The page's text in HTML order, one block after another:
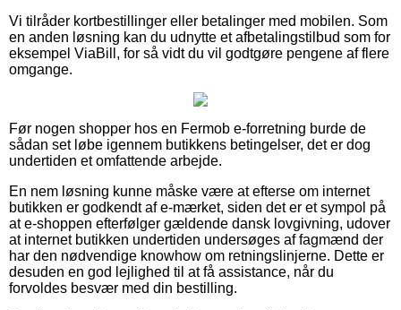
Vi tilråder kortbestillinger eller betalinger med mobilen. Som
en anden løsning kan du udnytte et afbetalingstilbud som for
eksempel ViaBill, for så vidt du vil godtgøre pengene af flere
omgange.
Før nogen shopper hos en Fermob e-forretning burde de
sådan set løbe igennem butikkens betingelser, det er dog
undertiden et omfattende arbejde.
En nem løsning kunne måske være at efterse om internet
butikken er godkendt af e-mærket, siden det er et sympol på
at e-shoppen efterfølger gældende dansk lovgivning, udover
at internet butikken undertiden undersøges af fagmænd der
har den nødvendige knowhow om retningslinjerne. Dette er
desuden en god lejlighed til at få assistance, når du
forvoldes besvær med din bestilling.